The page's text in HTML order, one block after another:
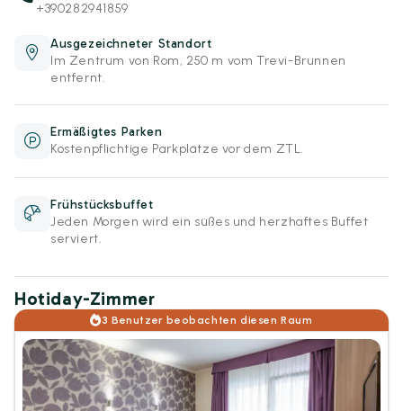
+390282941859
Ausgezeichneter Standort
Im Zentrum von Rom, 250 m vom Trevi-Brunnen
entfernt.
Ermäßigtes Parken
Kostenpflichtige Parkplätze vor dem ZTL.
Frühstücksbuffet
Jeden Morgen wird ein süßes und herzhaftes Buffet
serviert.
Hotiday-Zimmer
3 Benutzer beobachten diesen Raum